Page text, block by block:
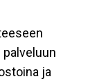
palveluun
ja